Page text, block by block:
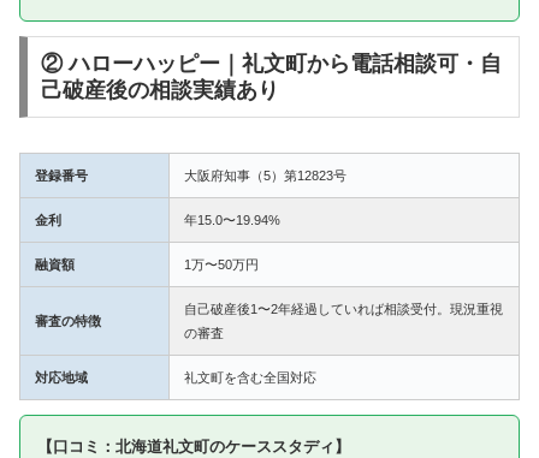
② ハローハッピー｜礼文町から電話相談可・自
己破産後の相談実績あり
登録番号 大阪府知事（5）第12823号
金利 年15.0〜19.94%
融資額 1万〜50万円
審査の特徴
自己破産後1〜2年経過していれば相談受付。現況重視
の審査
対応地域 礼文町を含む全国対応
【口コミ：北海道礼文町のケーススタディ】